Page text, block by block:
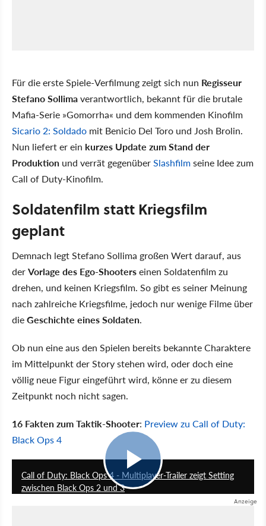
Für die erste Spiele-Verfilmung zeigt sich nun Regisseur
Stefano Sollimaverantwortlich, bekannt für die brutale
Mafia-Serie »Gomorrha« und dem kommenden Kinofilm
Sicario 2: Soldado mit Benicio Del Toro und Josh Brolin.
Nun liefert er ein kurzes Update zum Stand der
Produktion und verrät gegenüberSlashfilmseine Idee zum
Call of Duty-Kinofilm.
Soldatenfilm statt Kriegsfilm
geplant
Demnach legt Stefano Sollima großen Wert darauf, aus
derVorlage des Ego-Shooterseinen Soldatenfilm zu
drehen, und keinen Kriegsfilm. So gibt es seiner Meinung
nach zahlreiche Kriegsfilme, jedoch nur wenige Filme über
dieGeschichte eines Soldaten.
Ob nun eine aus den Spielen bereits bekannte Charaktere
im Mittelpunkt der Story stehen wird, oder doch eine
völlig neue Figur eingeführt wird, könne er zu diesem
Zeitpunkt noch nicht sagen.
16 Fakten zum Taktik-Shooter: Preview zu Call of Duty:
Black Ops 4
Call of Duty: Black Ops 4 - Multiplayer-Trailer zeigt Setting
zwischen Black Ops 2 und 3